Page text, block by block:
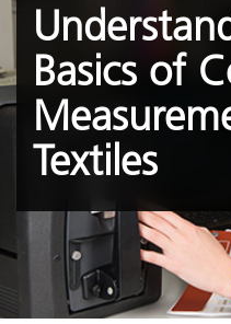
Basics of
Textiles